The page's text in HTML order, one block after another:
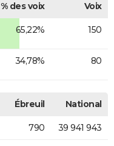
% des voix
Voix
65,22% 150
34,78% 80
Ébreuil National
790 39 941 943